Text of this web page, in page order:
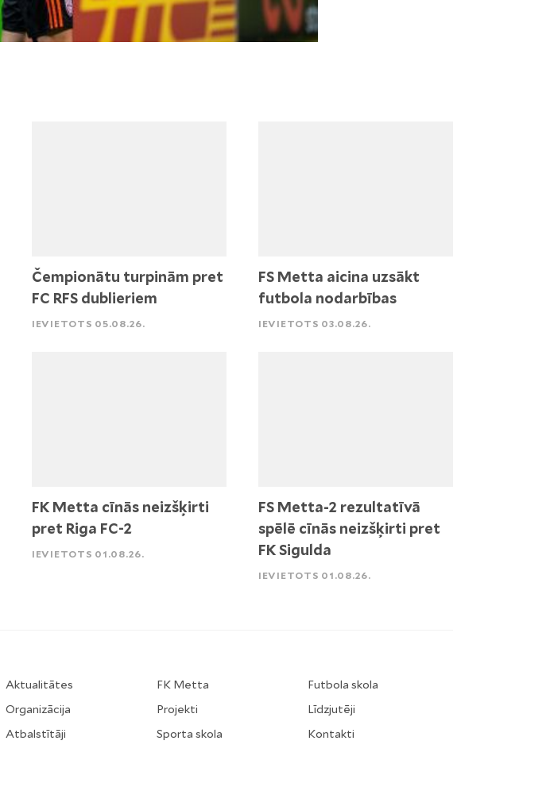
Čempionātu turpinām pret
FC RFS dublieriem
IEVIETOTS 05.08.26.
FS Metta aicina uzsākt
futbola nodarbības
IEVIETOTS 03.08.26.
FK Metta cīnās neizšķirti
pret Riga FC-2
IEVIETOTS 01.08.26.
FS Metta-2 rezultatīvā
spēlē cīnās neizšķirti pret
FK Sigulda
IEVIETOTS 01.08.26.
Aktualitātes
Organizācija
Atbalstītāji
FK Metta
Projekti
Sporta skola
Futbola skola
Līdzjutēji
Kontakti